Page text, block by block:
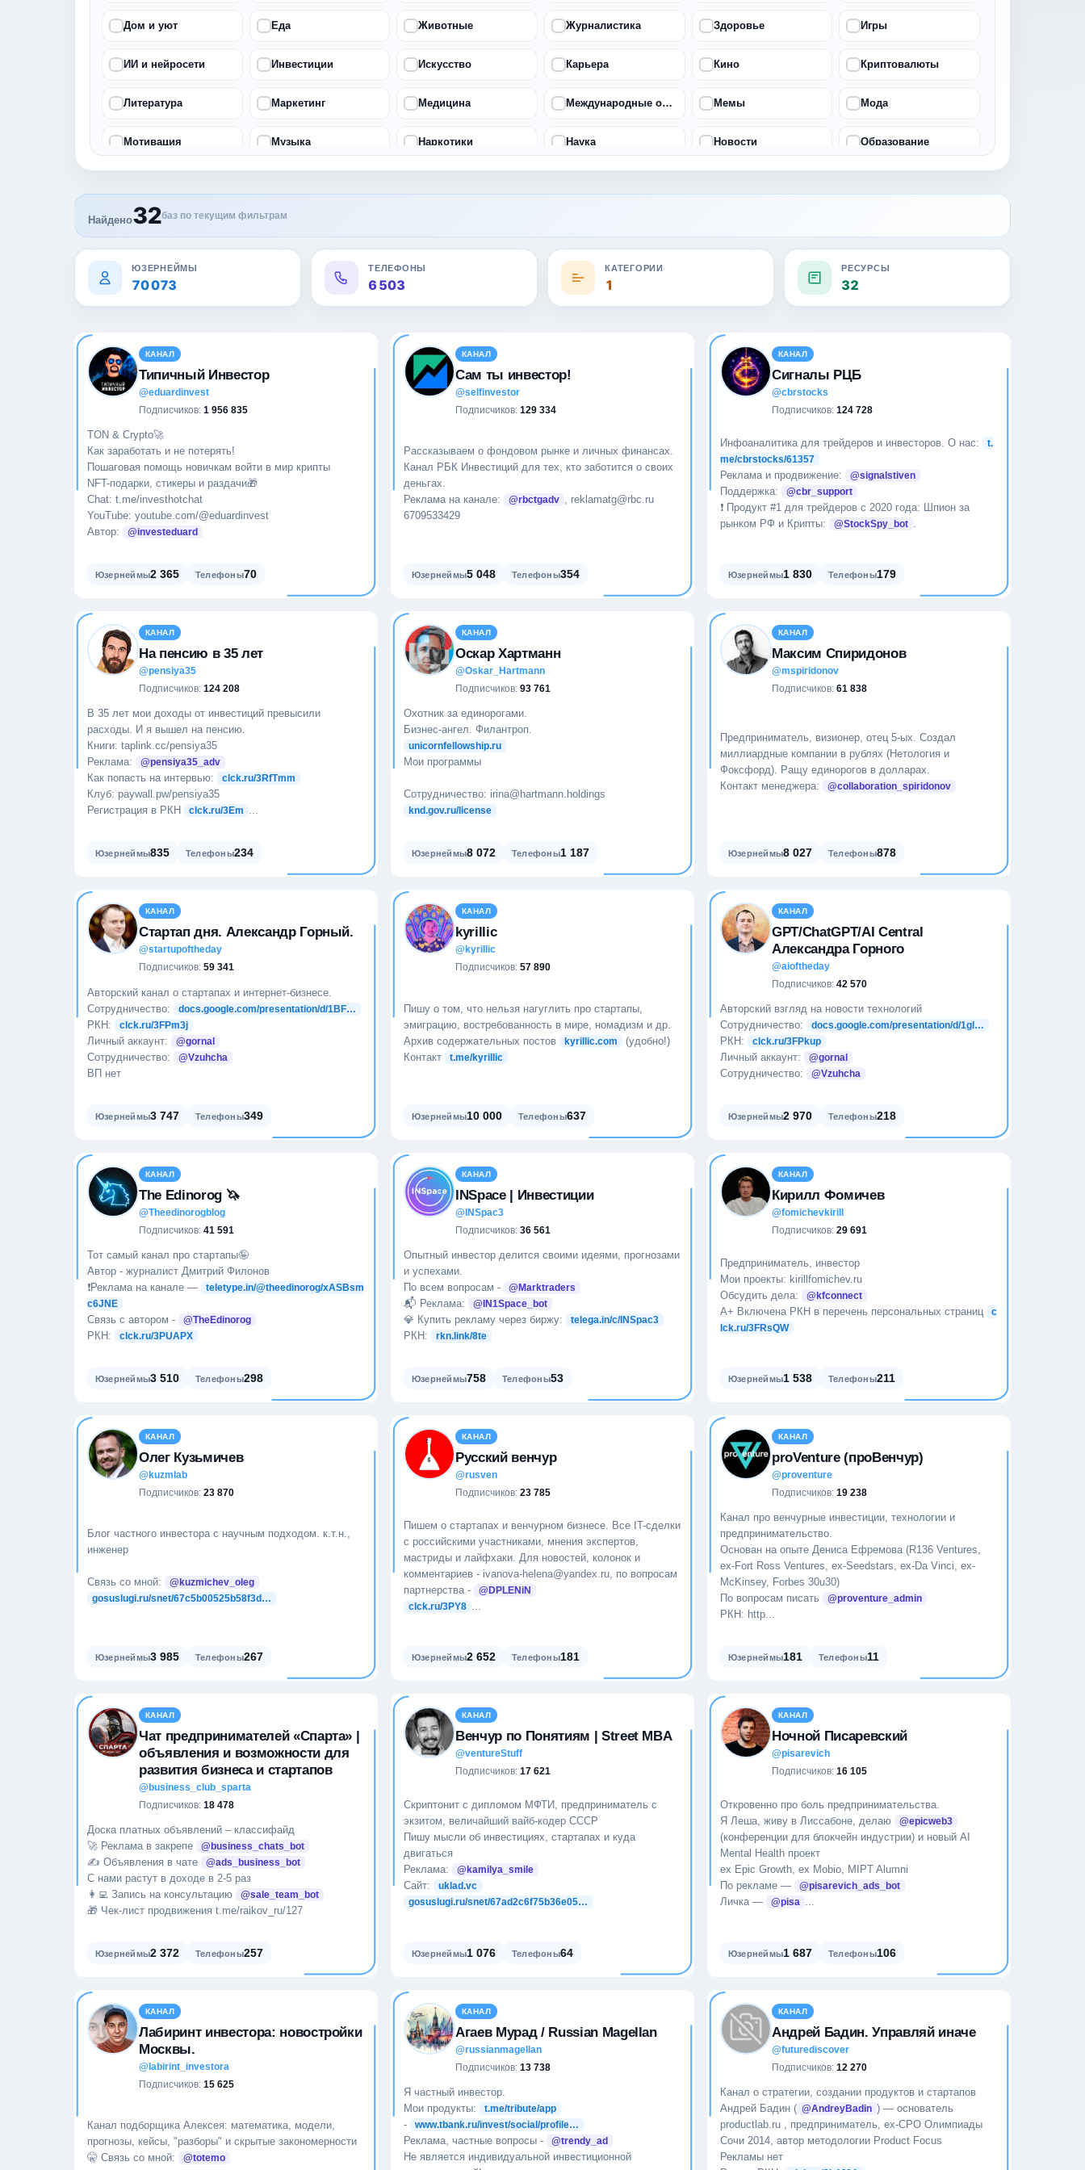
Дом и уют Еда Животные Журналистика Здоровье Игры
ИИ и нейросети Инвестиции Искусство Карьера Кино Криптовалюты
Литература Маркетинг Медицина Международные отношения Мемы Мода
Мотивация Музыка Наркотики Наука Новости Образование
Продуктивность Психология
Стартапы Технологии
Экономика Языки
Найдено32баз по текущим фильтрам
ЮЗЕРНЕЙМЫ
70 073
ТЕЛЕФОНЫ
6 503
КАТЕГОРИИ
1
РЕСУРСЫ
32
КАНАЛ
Типичный Инвестор
@eduardinvest
Подписчиков: 1 956 835
TON & Crypto🚀
Как заработать и не потерять!
Пошаговая помощь новичкам войти в мир крипты
NFT-подарки, стикеры и раздачи🎁
Chat: t.me/investhotchat
YouTube: youtube.com/@eduardinvest
Автор:
@investeduard
Юзернеймы2 365 Телефоны70
КАНАЛ
Сам ты инвестор!
@selfinvestor
Подписчиков: 129 334
Рассказываем о фондовом рынке и личных финансах.
Канал РБК Инвестиций для тех, кто заботится о своих
деньгах.
Реклама на канале:
@rbctgadv , reklamatg@rbc.ru
6709533429
Юзернеймы5 048 Телефоны354
КАНАЛ
Сигналы РЦБ
@cbrstocks
Подписчиков: 124 728
Инфоаналитика для трейдеров и инвесторов. О нас:
t.
me/cbrstocks/61357
Реклама и продвижение: @signalstiven
Поддержка: @cbr_support
❗️ Продукт #1 для трейдеров с 2020 года: Шпион за
рынком РФ и Крипты:
@StockSpy_bot .
Юзернеймы1 830 Телефоны179
КАНАЛ
На пенсию в 35 лет
@pensiya35
Подписчиков: 124 208
В 35 лет мои доходы от инвестиций превысили
расходы. И я вышел на пенсию.
Книги: taplink.cc/pensiya35
Реклама:
@pensiya35_adv
Как попасть на интервью: clck.ru/3RfTmm
Клуб: paywall.pw/pensiya35
Регистрация в РКН
clck.ru/3Em ...
Юзернеймы835 Телефоны234
КАНАЛ
Оскар Хартманн
@Oskar_Hartmann
Подписчиков: 93 761
Охотник за единорогами.
Бизнес-ангел. Филантроп.
unicornfellowship.ru
Мои программы
Сотрудничество: irina@hartmann.holdings
knd.gov.ru/license
Юзернеймы8 072 Телефоны1 187
КАНАЛ
Максим Спиридонов
@mspiridonov
Подписчиков: 61 838
Предприниматель, визионер, отец 5-ых. Создал
миллиардные компании в рублях (Нетология и
Фоксфорд). Ращу единорогов в долларах.
Контакт менеджера:
@collaboration_spiridonov
Юзернеймы8 027 Телефоны878
КАНАЛ
Стартап дня. Александр Горный.
@startupoftheday
Подписчиков: 59 341
Авторский канал о стартапах и интернет-бизнесе.
Сотрудничество:
docs.google.com/presentation/d/1BF…
РКН: clck.ru/3FPm3j
Личный аккаунт: @gornal
Сотрудничество: @Vzuhcha
ВП нет
Юзернеймы3 747 Телефоны349
КАНАЛ
kyrillic
@kyrillic
Подписчиков: 57 890
Пишу о том, что нельзя нагуглить про стартапы,
эмиграцию, востребованность в мире, номадизм и др.
Архив содержательных постов
kyrillic.com
(удобно!)
Контакт
t.me/kyrillic
Юзернеймы10 000 Телефоны637
КАНАЛ
GPT/ChatGPT/AI Central
Александра Горного
@aioftheday
Подписчиков: 42 570
Авторский взгляд на новости технологий
Сотрудничество:
docs.google.com/presentation/d/1gl…
РКН: clck.ru/3FPkup
Личный аккаунт: @gornal
Сотрудничество: @Vzuhcha
Юзернеймы2 970 Телефоны218
КАНАЛ
The Edinorog 🦄
@Theedinorogblog
Подписчиков: 41 591
Тот самый канал про стартапы🤪
Автор - журналист Дмитрий Филонов
❗️Реклама на канале —
teletype.in/@theedinorog/xASBsm
c6JNE
Связь с автором - @TheEdinorog
РКН: clck.ru/3PUAPX
Юзернеймы3 510 Телефоны298
КАНАЛ
INSpace | Инвестиции
@INSpac3
Подписчиков: 36 561
Опытный инвестор делится своими идеями, прогнозами
и успехами.
По всем вопросам -
@Marktraders
📬 Реклама: @IN1Space_bot
💎 Купить рекламу через биржу: telega.in/c/INSpac3
РКН: rkn.link/8te
Юзернеймы758 Телефоны53
КАНАЛ
Кирилл Фомичев
@fomichevkirill
Подписчиков: 29 691
Предприниматель, инвестор
Мои проекты: kirillfomichev.ru
Обсудить дела:
@kfconnect
А+ Включена РКН в перечень персональных страниц
c
lck.ru/3FRsQW
Юзернеймы1 538 Телефоны211
КАНАЛ
Олег Кузьмичев
@kuzmlab
Подписчиков: 23 870
Блог частного инвестора с научным подходом. к.т.н.,
инженер
Связь со мной:
@kuzmichev_oleg
gosuslugi.ru/snet/67c5b00525b58f3d…
Юзернеймы3 985 Телефоны267
КАНАЛ
Русский венчур
@rusven
Подписчиков: 23 785
Пишем о стартапах и венчурном бизнесе. Все IT-сделки
с российскими участниками, мнения экспертов,
мастриды и лайфхаки. Для новостей, колонок и
комментариев - ivanova-helena@yandex.ru, по вопросам
партнерства -
@DPLENiN
clck.ru/3PY8 ...
Юзернеймы2 652 Телефоны181
КАНАЛ
proVenture (проВенчур)
@proventure
Подписчиков: 19 238
Канал про венчурные инвестиции, технологии и
предпринимательство.
Основан на опыте Дениса Ефремова (R136 Ventures,
ex-Fort Ross Ventures, ex-Seedstars, ex-Da Vinci, ex-
McKinsey, Forbes 30u30)
По вопросам писать
@proventure_admin
РКН: http...
Юзернеймы181 Телефоны11
КАНАЛ
Чат предпринимателей «Спарта» |
объявления и возможности для
развития бизнеса и стартапов
@business_club_sparta
Подписчиков: 18 478
Доска платных объявлений – классифайд
🚀 Реклама в закрепе
@business_chats_bot
✍️ Объявления в чате @ads_business_bot
С нами растут в доходе в 2-5 раз
👩‍💻 Запись на консультацию
@sale_team_bot
🎁 Чек-лист продвижения t.me/raikov_ru/127
Юзернеймы2 372 Телефоны257
КАНАЛ
Венчур по Понятиям | Street MBA
@ventureStuff
Подписчиков: 17 621
Скриптонит с дипломом МФТИ, предприниматель с
экзитом, величайший вайб-кодер СССР
Пишу мысли об инвестициях, стартапах и куда
двигаться
Реклама:
@kamilya_smile
Сайт:
uklad.vc
gosuslugi.ru/snet/67ad2c6f75b36e05…
Юзернеймы1 076 Телефоны64
КАНАЛ
Ночной Писаревский
@pisarevich
Подписчиков: 16 105
Откровенно про боль предпринимательства.
Я Леша, живу в Лиссабоне, делаю
@epicweb3
(конференции для блокчейн индустрии) и новый AI
Mental Health проект
ex Epic Growth, ex Mobio, MIPT Alumni
По рекламе —
@pisarevich_ads_bot
Личка — @pisa ...
Юзернеймы1 687 Телефоны106
КАНАЛ
Лабиринт инвестора: новостройки
Москвы.
@labirint_investora
Подписчиков: 15 625
Канал подборщика Алексея: математика, модели,
прогнозы, кейсы, "разборы" и скрытые закономерности
🤫 Связь со мной:
@totemo
КАНАЛ
Агаев Мурад / Russian Magellan
@russianmagellan
Подписчиков: 13 738
Я частный инвестор.
Мои продукты:
t.me/tribute/app
- www.tbank.ru/invest/social/profile…
Реклама, частные вопросы - @trendy_ad
Не является индивидуальной инвестиционной
КАНАЛ
Андрей Бадин. Управляй иначе
@futurediscover
Подписчиков: 12 270
Канал о стратегии, создании продуктов и стартапов
Андрей Бадин ( @AndreyBadin ) — основатель
productlab.ru , предприниматель, ex-CPO Олимпиады
Сочи 2014, автор методологии Product Focus
Рекламы нет